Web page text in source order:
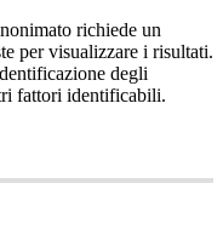
richiede un
per visualizzare i risultati.
degli
fattori identificabili.